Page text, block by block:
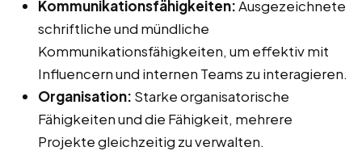
Kommunikationsfähigkeiten:Ausgezeichnete
schriftliche und mündliche
Kommunikationsfähigkeiten, um effektiv mit
Influencern und internen Teams zu interagieren.
Organisation: Starke organisatorische
Fähigkeiten und die Fähigkeit, mehrere
Projekte gleichzeitig zu verwalten.